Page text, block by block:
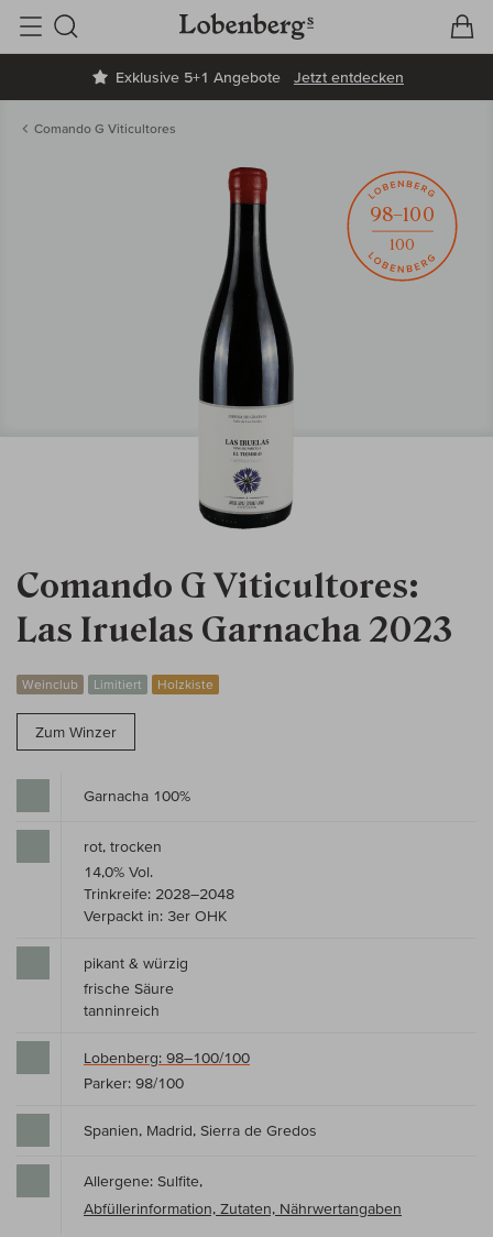
Exklusive 5+1 Angebote Jetzt entdecken
Suche
Comando G Viticultores
Comando G Viticultores:
Las Iruelas Garnacha 2023
Weinclub Limitiert Holzkiste
Zum Winzer
98–100
100
Garnacha 100%
rot, trocken
14,0% Vol.
Trinkreife: 2028–2048
Verpackt in: 3er OHK
pikant & würzig
frische Säure
tanninreich
Lobenberg: 98–100/100
Parker: 98/100
Spanien, Madrid, Sierra de Gredos
Allergene: Sulfite,
Abfüllerinformation, Zutaten, Nährwertangaben